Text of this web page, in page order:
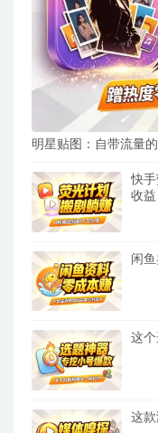
明星贴图：自带流量
快
收益
闲
这
这